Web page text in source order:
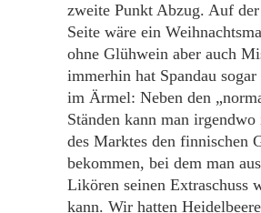
zweite Punkt Abzug. Auf der
Seite wäre ein
ohne Glühwein aber auch
immerhin hat Spandau
im Ärmel: Neben den
Ständen kann man
des Marktes den finnischen
bekommen, bei dem man
Likören seinen Extraschuss
kann. Wir hatten